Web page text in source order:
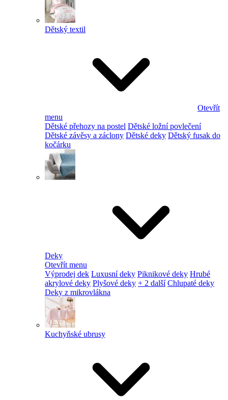
Dětský textil
Otevřít
menu
Dětské přehozy na postel Dětské ložní povlečení
Dětské závěsy a záclony Dětské deky Dětský fusak do
kočárku
Deky
Otevřít menu
Výprodej dek Luxusní deky Piknikové deky Hrubé
akrylové deky Plyšové deky + 2 další Chlupaté deky
Deky z mikrovlákna
Kuchyňské ubrusy